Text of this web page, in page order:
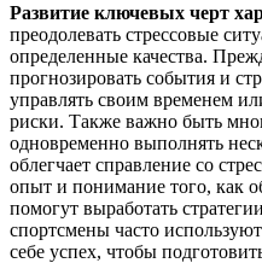
Развитие ключевых черт
преодолевать стрессовые
определенные качества.
прогнозировать события и
управлять своим временем
риски. Также важно быть
одновременно выполнять
облегчает справление со
опыт и понимание того, как
помогут выработать
спортсмены часто
себе успех, чтобы